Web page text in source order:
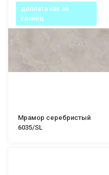
доплата как за
глянец
Мрамор серебристый
6035/SL